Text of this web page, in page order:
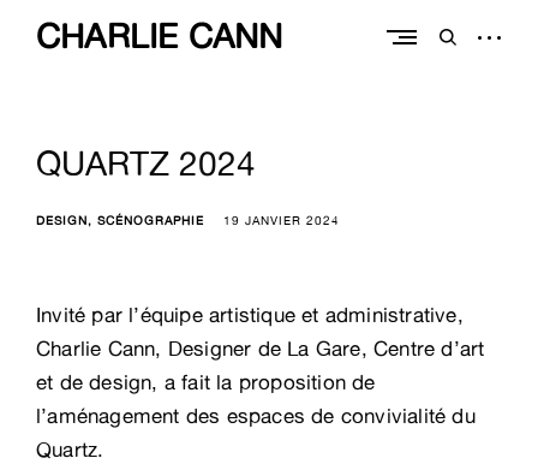
contentCHARLIE CANN
openopen
QUARTZ 2024
DESIGN SCÉNOGRAPHIE 19 JANVIER 2024
Invité par l’équipe artistique et administrative,
Charlie Cann, Designer de La Gare, Centre d’art
et de design, a fait la proposition de
l’aménagement des espaces de convivialité du
Quartz.